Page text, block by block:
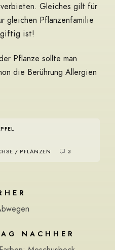
Gleiches gilt für
gleichen Pflanzenfamilie
giftig ist!
Pflanze sollte man
die Berührung Allergien
/ PFLANZEN 3
NACHHER